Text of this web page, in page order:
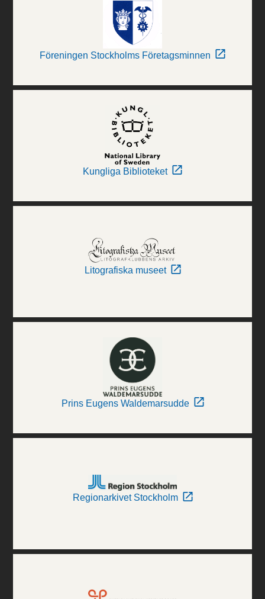
Föreningen Stockholms Företagsminnen
Kungliga Biblioteket
Litografiska museet
Prins Eugens Waldemarsudde
Regionarkivet Stockholm